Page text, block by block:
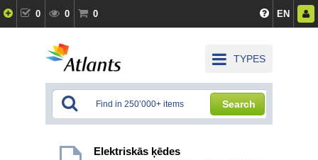
0 0 0 EN
TYPES
Search
Elektriskās ķēdes